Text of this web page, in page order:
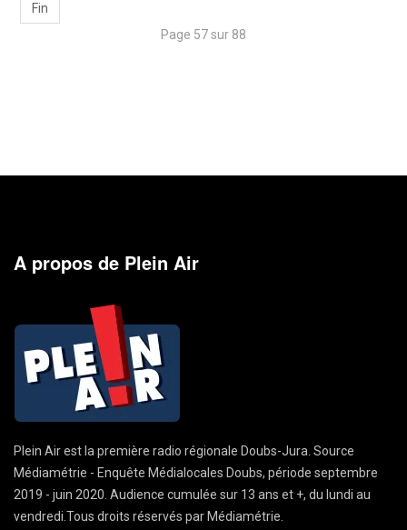
Fin
Page 57 sur 88
A propos de Plein Air
Plein Air est la première radio régionale Doubs-Jura. Source
Médiamétrie - Enquête Médialocales Doubs, période septembre
2019 - juin 2020. Audience cumulée sur 13 ans et +, du lundi au
vendredi.Tous droits réservés par Médiamétrie.